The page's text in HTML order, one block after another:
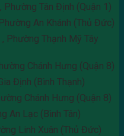
Tân Định (Quận 1)
An Khánh (Thủ Đức)
Phường Thạnh Mỹ Tây
Chánh Hưng (Quận 8)
Định (Bình Thạnh)
Chánh Hưng (Quận 8)
An Lạc (Bình Tân)
Linh Xuân (Thủ Đức)